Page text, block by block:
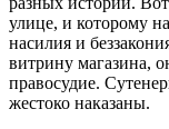
улице, и которому
насилия и
витрину магазина,
правосудие.
жестоко наказаны.